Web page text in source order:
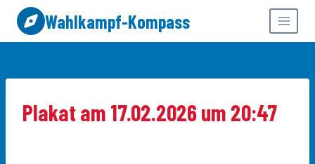
Zum
Inhalt
springen
Wahlkampf-Kompass
Plakat am 17.02.2026 um 20:47